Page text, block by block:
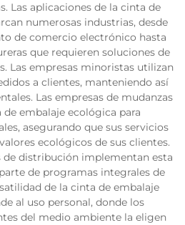
Las aplicaciones de la cinta de
numerosas industrias, desde
de comercio electrónico hasta
que requieren soluciones de
Las empresas minoristas utilizan
a clientes, manteniendo así
Las empresas de mudanzas
embalaje ecológica para
asegurando que sus servicios
ecológicos de sus clientes.
de distribución implementan esta
de programas integrales de
de la cinta de embalaje
al uso personal, donde los
del medio ambiente la eligen